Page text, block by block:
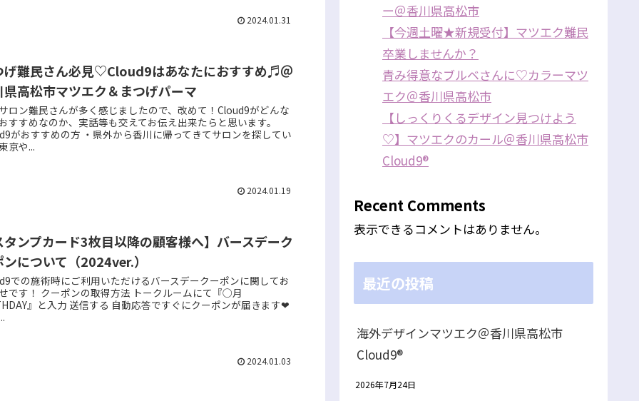
2024.01.31
げ難民さん必見♡Cloud9はあなたにおすすめ♬＠
県高松市マツエク＆まつげパーマ
ロン難民さんが多く感じましたので、改めて！Cloud9がどんな
すすめなのか、実話等も交えてお伝え出来たらと思います。
がおすすめの方 ・県外から香川に帰ってきてサロンを探してい
京や...
2024.01.19
タンプカード3枚目以降の顧客様へ】バースデーク
ンについて（2024ver.）
での施術時にご利用いただけるバースデークーポンに関してお
です！ クーポンの取得方法 トークルームにて『◯月
』と入力 送信する 自動応答ですぐにクーポンが届きます❤︎
2024.01.03
ー＠香川県高松市
【今週土曜★新規受付】マツエク難民
卒業しませんか？
青み得意なブルベさんに♡カラーマツ
エク＠香川県高松市
【しっくりくるデザイン見つけよう
♡】マツエクのカール＠香川県高松市
Cloud9®
Recent Comments
表示できるコメントはありません。
最近の投稿
海外デザインマツエク＠香川県高松市
Cloud9®
2026年7月24日